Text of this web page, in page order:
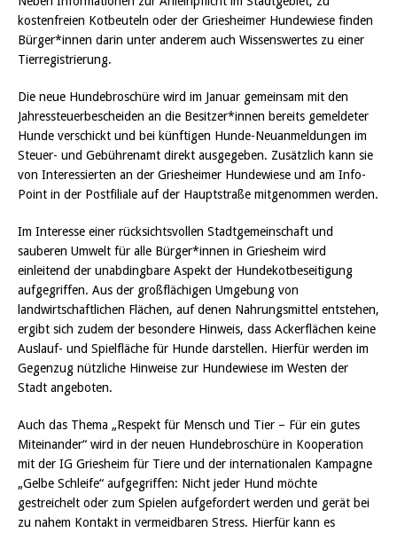
kostenfreien Kotbeuteln oder der Griesheimer Hundewiese finden
Bürger*innen darin unter anderem auch Wissenswertes zu einer
Tierregistrierung.
Die neue Hundebroschüre wird im Januar gemeinsam mit den
Jahressteuerbescheiden an die Besitzer*innen bereits gemeldeter
Hunde verschickt und bei künftigen Hunde-Neuanmeldungen im
Steuer- und Gebührenamt direkt ausgegeben. Zusätzlich kann sie
von Interessierten an der Griesheimer Hundewiese und am Info-
Point in der Postfiliale auf der Hauptstraße mitgenommen werden.
Im Interesse einer rücksichtsvollen Stadtgemeinschaft und
sauberen Umwelt für alle Bürger*innen in Griesheim wird
einleitend der unabdingbare Aspekt der Hundekotbeseitigung
aufgegriffen. Aus der großflächigen Umgebung von
landwirtschaftlichen Flächen, auf denen Nahrungsmittel entstehen,
ergibt sich zudem der besondere Hinweis, dass Ackerflächen keine
Auslauf- und Spielfläche für Hunde darstellen. Hierfür werden im
Gegenzug nützliche Hinweise zur Hundewiese im Westen der
Stadt angeboten.
Auch das Thema „Respekt für Mensch und Tier – Für ein gutes
Miteinander“ wird in der neuen Hundebroschüre in Kooperation
mit der IG Griesheim für Tiere und der internationalen Kampagne
„Gelbe Schleife“ aufgegriffen: Nicht jeder Hund möchte
gestreichelt oder zum Spielen aufgefordert werden und gerät bei
zu nahem Kontakt in vermeidbaren Stress. Hierfür kann es